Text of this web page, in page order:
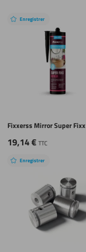
Enregistrer
Fixxerss Mirror Super Fixx
19,14€ TTC
Enregistrer